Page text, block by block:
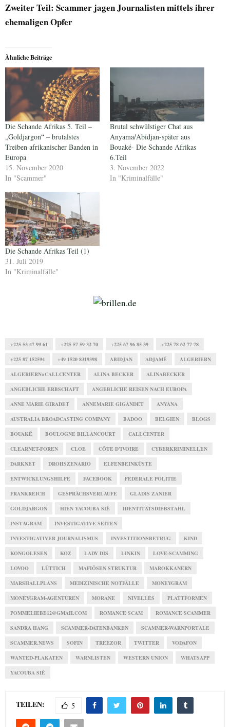
Zweiter Teil: Scammer jagen Journalisten mittels ihrer
ehemaligen Opfer
Ähnliche Beiträge
Die Schande Afrikas 5. Teil –
„Goldjargon“ – brutalstes
Treiben afrikanischer Banden in
Europa
15. November 2020
In "Scammer"
Brutal schwülstiger Chat aus
Anyama/Abidjan-später aus
Bouaké- Die Schande Afrikas
6.Teil
3. November 2022
In "Kriminalfälle"
Die Schande Afrikas Teil (1)
31. Juli 2019
In "Kriminalfälle"
+225 53 47 99 61 +225 57 59 32 70 +225 67 96 85 39 +225 78 62 77 78
+225 87 152594 +49 1520 8319398 ABIDJAN ADJAMÉ ALGERIERN
ALGERIERN×CALLCENTER ALINA BECKER ALINABECKER
ANGEBLICHE ERBSCHAFT ANGEBLICHE REISEN NACH EUROPA
ANNE MARIE GIRADET ANNEMARIE GIGANDET ANYANA
AUSTRALIA BROADCASTING COMPANY BADOO BELGIEN BLOGS
BOUAKÉ BOULOGNE BILLANCOURT CALLCENTER
CLEARNET-FOREN CLOE CÔTE D’IVOIRE CYBERKRIMINELLEN
DARKNET DROHSZENARIO ELFENBEINKÜSTE
ENTWICKLUNGSHILFE FACEBOOK FEDERALE POLITIE
FRANKREICH GESPRÄCHSVERLÄUFE GLADIS ZANIER
GOLDJARGON HIEN YACOUBA SIÉ IDENTITÄTSDIEBSTAHL
INSTAGRAM INVESTIGATIVE SEITEN
INVESTIGATIVER JOURNALISMUS INVESTITIONSBETRUG KIND
KONGOLESEN KOZ LADY DIS LINKIN LOVE-SCAMMING
LOVOO LÜTTICH MAFIÖSEN STRUKTUR MAROKKANERN
MARSHALLPLANS MEDIZINISCHE NOTFÄLLE MONEYGRAM
MONEYGRAM-AGENTUREN MORANE NIVELLES PLATTFORMEN
POMMELIEBE12@GMAILCOM ROMANCE SCAM ROMANCE SCAMMER
SANDRA HANG SCAMMER-DATENBANKEN SCAMMER-WARNPORTALE
SCAMMER.NEWS SOFIN TREEZOR TWITTER VODAFON
WANTED-PLAKATEN WARNLISTEN WESTERN UNION WHATSAPP
YACOUBA SIÉ
TEILEN: 5